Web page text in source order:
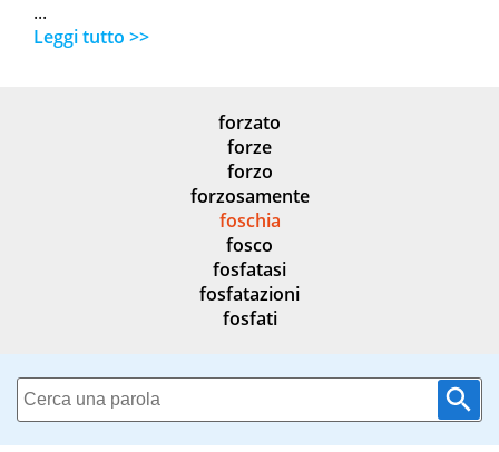
...
Leggi tutto >>
forzato
forze
forzo
forzosamente
foschia
fosco
fosfatasi
fosfatazioni
fosfati